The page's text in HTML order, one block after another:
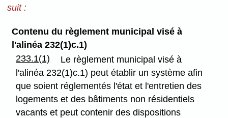
suit :
Contenu du règlement municipal visé à
l'alinéa 232(1)c.1)
233.1(1)
Le règlement municipal visé à
l'alinéa 232(1)c.1) peut établir un système afin
que soient réglementés l'état et l'entretien des
logements et des bâtiments non résidentiels
vacants et peut contenir des dispositions